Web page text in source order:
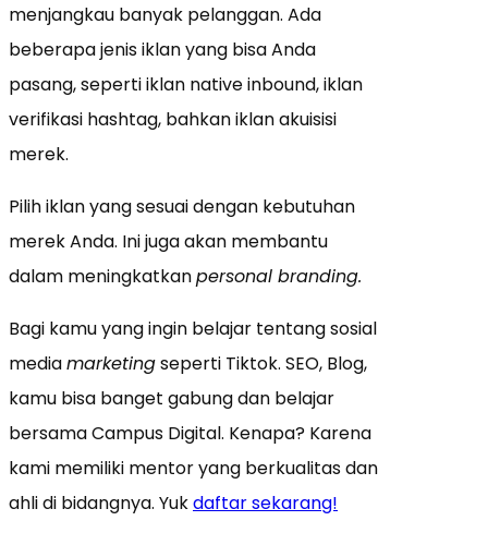
menjangkau banyak pelanggan. Ada
beberapa jenis iklan yang bisa Anda
pasang, seperti iklan native inbound, iklan
verifikasi hashtag, bahkan iklan akuisisi
merek.
Pilih iklan yang sesuai dengan kebutuhan
merek Anda. Ini juga akan membantu
dalam meningkatkanpersonal branding.
Bagi kamu yang ingin belajar tentang sosial
mediamarketingseperti Tiktok. SEO, Blog,
kamu bisa banget gabung dan belajar
bersama Campus Digital. Kenapa? Karena
kami memiliki mentor yang berkualitas dan
ahli di bidangnya. Yukdaftar sekarang!